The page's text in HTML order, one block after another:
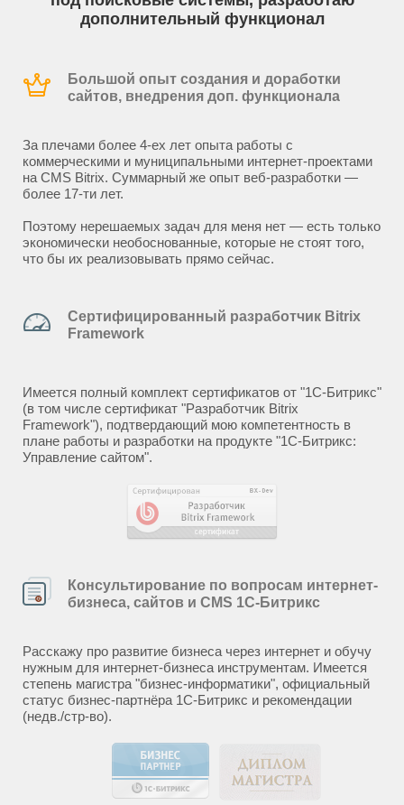
дополнительный функционал
Большой опыт создания и доработки
сайтов, внедрения доп. функционала
За плечами более 4-ех лет опыта работы с
коммерческими и муниципальными интернет-проектами
на CMS Bitrix. Суммарный же опыт веб-разработки —
более 17-ти лет.
Поэтому нерешаемых задач для меня нет — есть только
экономически необоснованные, которые не стоят того,
что бы их реализовывать прямо сейчас.
Сертифицированный разработчик Bitrix
Framework
Имеется полный комплект сертификатов от "1С-Битрикс"
(в том числе сертификат "Разработчик Bitrix
Framework"), подтвердающий мою компетентность в
плане работы и разработки на продукте "1С-Битрикс:
Управление сайтом".
Консультирование по вопросам интернет-
бизнеса, сайтов и CMS 1С-Битрикс
Расскажу про развитие бизнеса через интернет и обучу
нужным для интернет-бизнеса инструментам. Имеется
степень магистра "бизнес-информатики", официальный
статус бизнес-партнёра 1С-Битрикс и рекомендации
(недв./стр-во).